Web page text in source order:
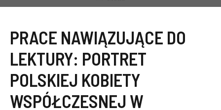
PRACE NAWIĄZUJĄCE DO
LEKTURY: PORTRET
POLSKIEJ KOBIETY
WSPÓŁCZESNEJ W